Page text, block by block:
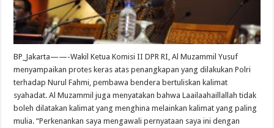
BP_Jakarta——-Wakil Ketua Komisi II DPR RI, Al Muzammil Yusuf
menyampaikan protes keras atas penangkapan yang dilakukan Polri
terhadap Nurul Fahmi, pembawa bendera bertuliskan kalimat
syahadat. Al Muzammil juga menyatakan bahwa Laailaahaillallah tidak
boleh dilatakan kalimat yang menghina melainkan kalimat yang paling
mulia. “Perkenankan saya mengawali pernyataan saya ini dengan